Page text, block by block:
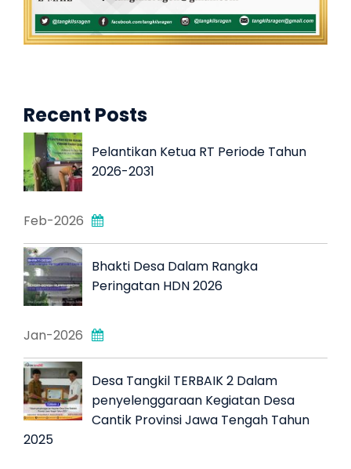
Recent Posts
Pelantikan Ketua RT Periode Tahun
2026-2031
Feb-2026
Bhakti Desa Dalam Rangka
Peringatan HDN 2026
Jan-2026
Desa Tangkil TERBAIK 2 Dalam
penyelenggaraan Kegiatan Desa
Cantik Provinsi Jawa Tengah Tahun
2025